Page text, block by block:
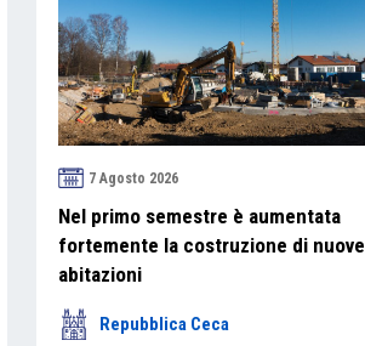
7 Agosto 2026
Nel primo semestre è aumentata
fortemente la costruzione di nuove
abitazioni
Repubblica Ceca